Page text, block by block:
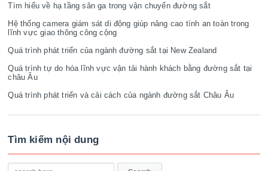
Tìm hiểu về hạ tầng sân ga trong vận chuyển đường sắt
Hệ thống camera giám sát di động giúp nâng cao tính an toàn trong
lĩnh vực giao thông công cộng
Quá trình phát triển của ngành đường sắt tại New Zealand
Quá trình tự do hóa lĩnh vực vận tải hành khách bằng đường sắt tại
châu Âu
Quá trình phát triển và cải cách của ngành đường sắt Châu Âu
Tìm kiếm nội dung